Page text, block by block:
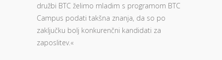
družbi BTC želimo mladim s programom BTC
Campus podati takšna znanja, da so po
zaključku bolj konkurenčni kandidati za
zaposlitev.«